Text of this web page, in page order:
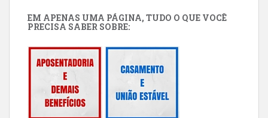
EM APENAS UMA PÁGINA, TUDO O QUE VOCÊ
PRECISA SABER SOBRE: